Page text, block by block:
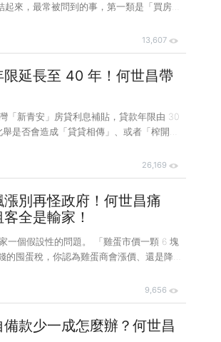
來，最常被問到的事，第一類是「買房」
往往先批評「官商勾結」、「建商坑殺地
如果真有官商勾結、或建商坑殺地主，豈
笑的說我不清楚。更何況，我非常厭惡亂扣
子、或地主扣建商帽子。 幾年的經驗下
商坑殺地主」的地主，只有極
13,607
限延長至 40 年！何世昌帶
「新青安」房貸利息補貼，貸款年限由 30
是否會造成「貸貸相傳」、或者「榨開最
們先賣個關子，以後再慢慢揭露。 反觀
夜大解放。韓國政府為了協助青壯家庭買
款成數外，同時規劃祭出「50 年期房
房貸」方案正式於今年 7 月實施，韓國各
韓國人買單嗎
26,169
別再怪政府！何世昌痛
全是輸家！
問題。 「雞蛋市價一顆 6 塊
的囤蛋稅，你認為雞蛋商會漲價、還是降
25 元？」 「進口汽車一輛 200 萬元，
，汽車市價會漲還是會跌？」 同樣道理，
蛋、泡麵、汽車容易漲價，那政府對建商課
有稅、交易稅，你覺得房價會因此下跌
9,656
款少一成怎麼辦？何世昌